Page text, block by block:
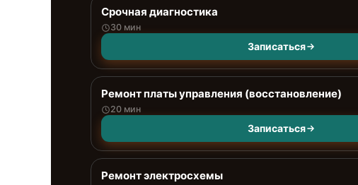
Срочная диагностика
30 мин
Записаться
Ремонт платы управления (восстановление)
20 мин
Записаться
Ремонт электросхемы